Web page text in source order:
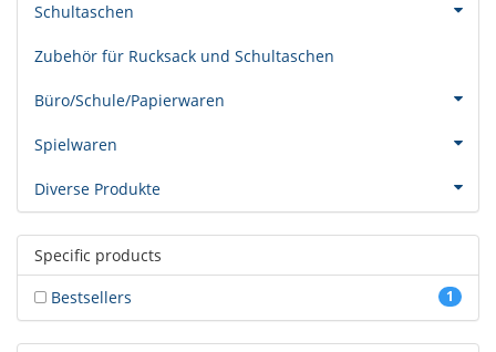
Schultaschen
Zubehör für Rucksack und Schultaschen
Büro/Schule/Papierwaren
Spielwaren
Diverse Produkte
Specific products
1
Bestsellers